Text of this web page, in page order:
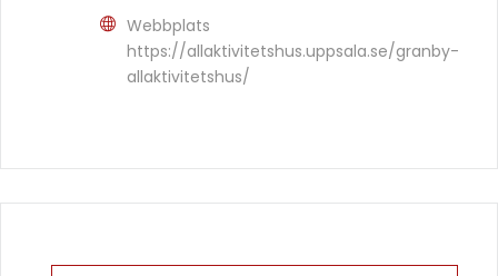
Webbplats
https://allaktivitetshus.uppsala.se/granby-
allaktivitetshus/